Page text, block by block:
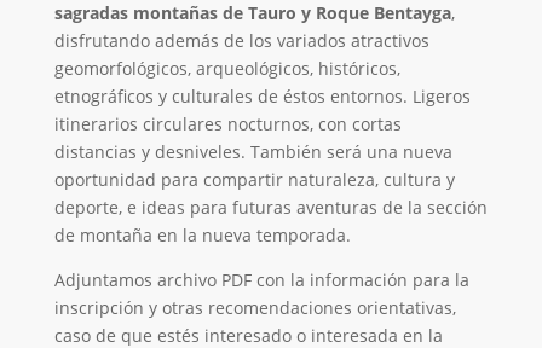
sagradas montañas de Tauro y Roque Bentayga,
disfrutando además de los variados atractivos
geomorfológicos, arqueológicos, históricos,
etnográficos y culturales de éstos entornos. Ligeros
itinerarios circulares nocturnos, con cortas
distancias y desniveles. También será una nueva
oportunidad para compartir naturaleza, cultura y
deporte, e ideas para futuras aventuras de la sección
de montaña en la nueva temporada.
Adjuntamos archivo PDF con la información para la
inscripción y otras recomendaciones orientativas,
caso de que estés interesado o interesada en la